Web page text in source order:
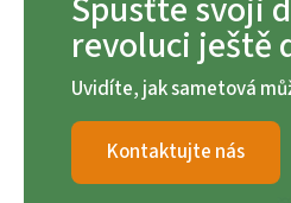
Spusťte svoji
revoluci ještě
Uvidíte, jak sametová
Kontaktujte nás